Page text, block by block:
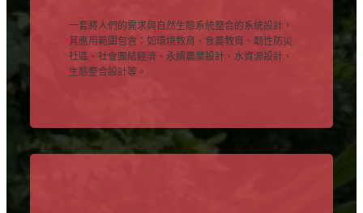
一套將人們的需求與自然生態系統整合的系統設計，
其應用範圍包含：如環境教育、食農教育、韌性防災
社區、社會團結經濟、永續農業設計、水資源設計、
生態整合設計等。